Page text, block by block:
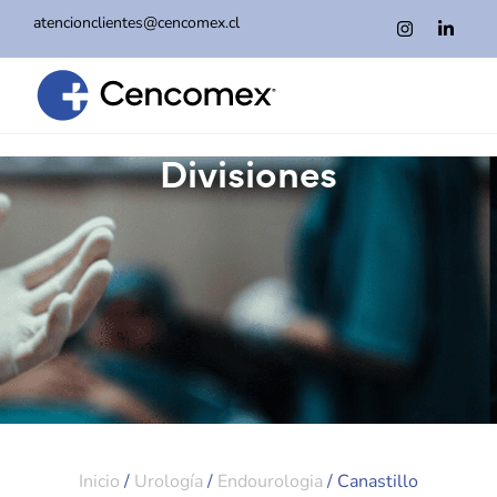
atencionclientes@cencomex.cl
Divisiones
Inicio / Urología / Endourologia / Canastillo